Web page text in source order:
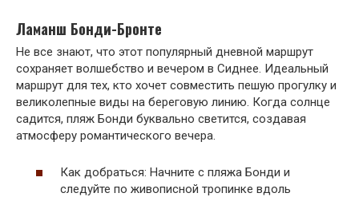
Ламанш Бонди-Бронте
Не все знают, что этот популярный дневной маршрут
сохраняет волшебство и вечером в Сиднее. Идеальный
маршрут для тех, кто хочет совместить пешую прогулку и
великолепные виды на береговую линию. Когда солнце
садится, пляж Бонди буквально светится, создавая
атмосферу романтического вечера.
Как добраться: Начните с пляжа Бонди и
следуйте по живописной тропинке вдоль